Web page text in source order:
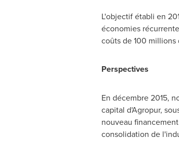
L'objectif établi en
économies
coûts de 100 millions
Perspectives
En décembre 2015,
capital d'Agropur,
nouveau
consolidation de